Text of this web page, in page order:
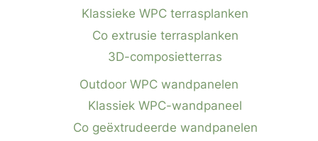
Klassieke WPC terrasplanken
Co extrusie terrasplanken
3D-composietterras
Outdoor WPC wandpanelen
Klassiek WPC-wandpaneel
Co geëxtrudeerde wandpanelen